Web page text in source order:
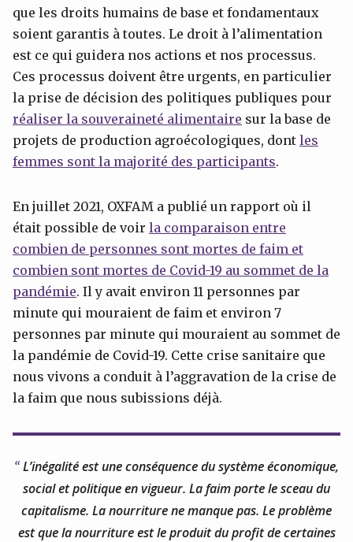
que les droits humains de base et fondamentaux
soient garantis à toutes. Le droit à l’alimentation
est ce qui guidera nos actions et nos processus.
Ces processus doivent être urgents, en particulier
la prise de décision des politiques publiques pour
réaliser la souveraineté alimentaire sur la base de
projets de production agroécologiques, dont les
femmes sont la majorité des participants.
En juillet 2021, OXFAM a publié un rapport où il
était possible de voir la comparaison entre
combien de personnes sont mortes de faim et
combien sont mortes de Covid-19 au sommet de la
pandémie. Il y avait environ 11 personnes par
minute qui mouraient de faim et environ 7
personnes par minute qui mouraient au sommet de
la pandémie de Covid-19. Cette crise sanitaire que
nous vivons a conduit à l’aggravation de la crise de
la faim que nous subissions déjà.
L’inégalité est une conséquence du système économique,
social et politique en vigueur. La faim porte le sceau du
capitalisme. La nourriture ne manque pas. Le problème
est que la nourriture est le produit du profit de certaines